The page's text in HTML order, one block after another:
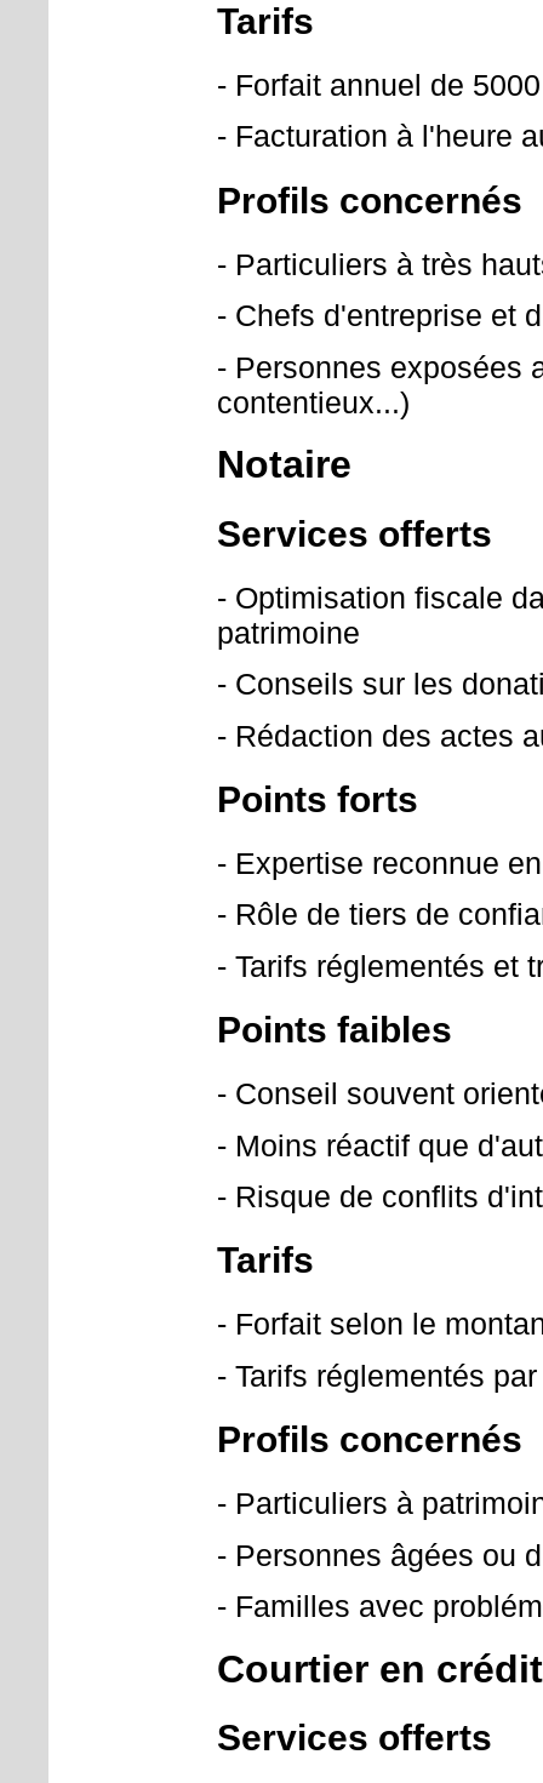
Tarifs
- Forfait annuel de
- Facturation à l'heure
Profils concernés
- Particuliers à très
- Chefs d'entreprise et
- Personnes exposées
contentieux...)
Notaire
Services offerts
- Optimisation fiscale
patrimoine
- Conseils sur les
- Rédaction des actes
Points forts
- Expertise reconnue
- Rôle de tiers de
- Tarifs réglementés et
Points faibles
- Conseil souvent
- Moins réactif que
- Risque de conflits
Tarifs
- Forfait selon le
- Tarifs réglementés
Profils concernés
- Particuliers à
- Personnes âgées ou
- Familles avec
Courtier en crédit
Services offerts